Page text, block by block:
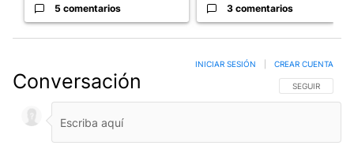
5 comentarios 3 comentarios
Conversación SIGA ESTA
SEGUIR
INICIAR SESIÓN CREAR CUENTA